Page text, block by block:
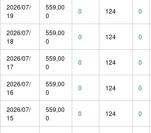
2026/07/
19
559,00
0
0 124 0
2026/07/
18
559,00
0
0 124 0
2026/07/
17
559,00
0
0 124 0
2026/07/
16
559,00
0
0 124 0
2026/07/
15
559,00
0
0 124 0